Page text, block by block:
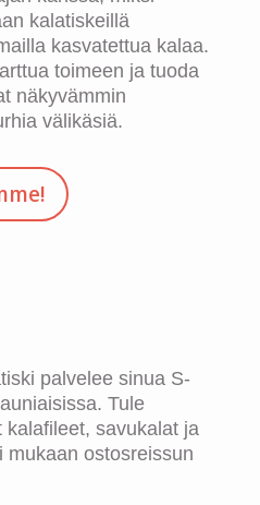
kalatiskeillä
kasvatettua kalaa.
toimeen ja tuoda
näkyvämmin
välikäsiä.
palvelee sinua S-
Tule
kalafileet, savukalat ja
mukaan ostosreissun